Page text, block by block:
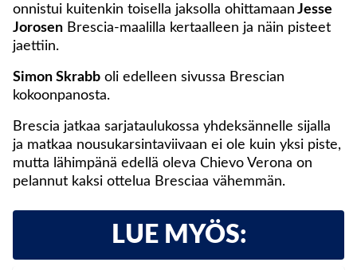
onnistui kuitenkin toisella jaksolla ohittamaan Jesse
Jorosen Brescia-maalilla kertaalleen ja näin pisteet
jaettiin.
Simon Skrabb oli edelleen sivussa Brescian
kokoonpanosta.
Brescia jatkaa sarjataulukossa yhdeksännelle sijalla
ja matkaa nousukarsintaviivaan ei ole kuin yksi piste,
mutta lähimpänä edellä oleva Chievo Verona on
pelannut kaksi ottelua Bresciaa vähemmän.
LUE MYÖS: